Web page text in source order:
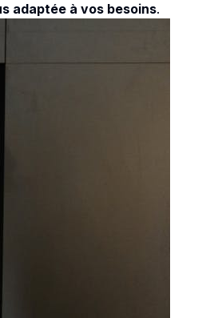
adaptée à vos besoins.